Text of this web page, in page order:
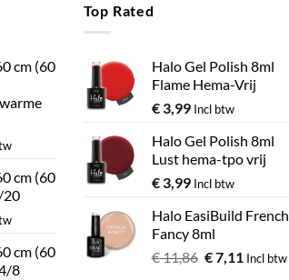
cm (60
cm (60
20
cm (60
8
Top Rated
Halo Gel Polish 8ml
Flame Hema-Vrij
€3,99 Incl btw
Halo Gel Polish 8ml
Lust hema-tpo vrij
€3,99 Incl btw
Halo EasiBuild French
Fancy 8ml
€11,86 €7,11 Incl btw